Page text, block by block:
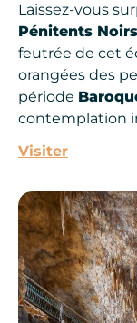
Laissez-vous
Pénitents Noirs
feutrée de cet
orangées des
période
contemplation
Visiter
Grotte de